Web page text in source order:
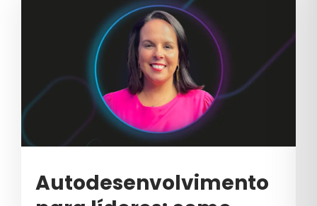
DADOS
DESENVOLVIMENTO DE SITES
DESIGN
DESTAQUE
E-COMMERCE DE COSMÉTICOS
EDUCAÇÃO
Autodesenvolvimento